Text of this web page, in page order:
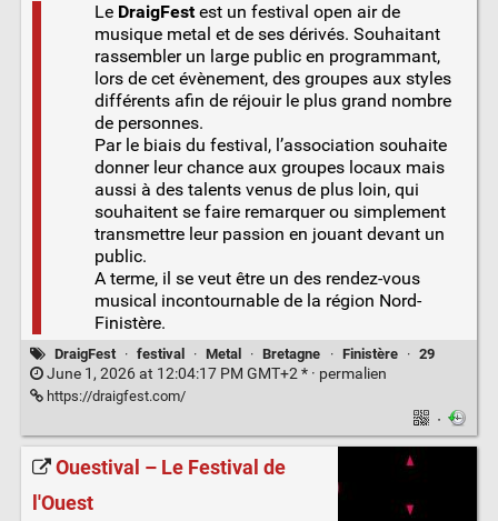
Le DraigFestest un festival open air de
musique metal et de ses dérivés. Souhaitant
rassembler un large public en programmant,
lors de cet évènement, des groupes aux styles
différents afin de réjouir le plus grand nombre
de personnes.
Par le biais du festival, l’association souhaite
donner leur chance aux groupes locaux mais
aussi à des talents venus de plus loin, qui
souhaitent se faire remarquer ou simplement
transmettre leur passion en jouant devant un
public.
A terme, il se veut être un des rendez-vous
musical incontournable de la région Nord-
Finistère.
DraigFest · festival · Metal · Bretagne · Finistère · 29
June 1, 2026 at 12:04:17 PM GMT+2 * · permalien
https://draigfest.com/
·
Ouestival – Le Festival de
l'Ouest